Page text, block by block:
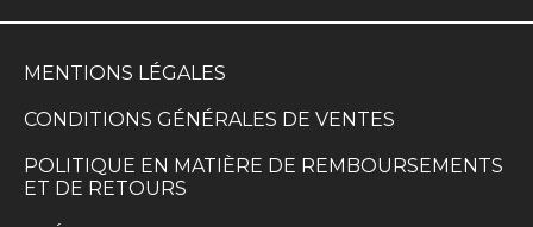
MENTIONS LÉGALES
CONDITIONS GÉNÉRALES DE VENTES
POLITIQUE EN MATIÈRE DE REMBOURSEMENTS
ET DE RETOURS